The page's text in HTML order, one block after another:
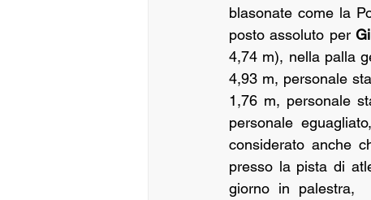
blasonate come la
posto assoluto per
4,74 m), nella palla
4,93 m, personale
1,76 m, personale
personale
considerato anche
presso la pista di
giorno in palestra,